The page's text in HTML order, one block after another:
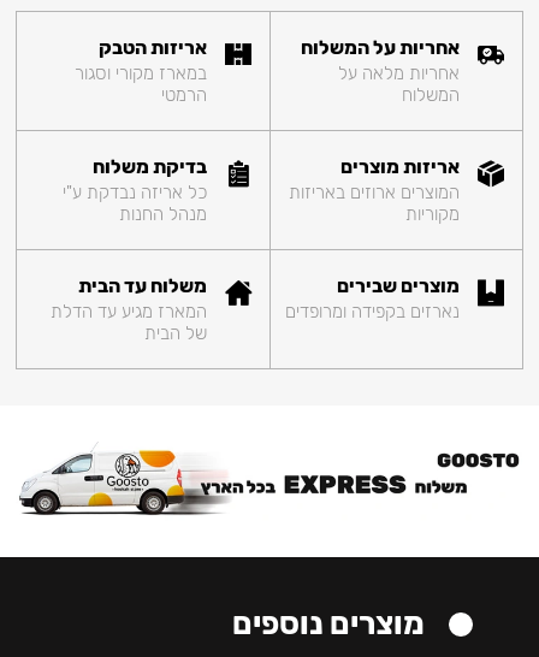
אחריות על המשלוח
אחריות מלאה על
המשלוח
אריזות הטבק
במארז מקורי וסגור
הרמטי
אריזות מוצרים
המוצרים ארוזים באריזות
מקוריות
בדיקת משלוח
כל אריזה נבדקת ע"י
מנהל החנות
מוצרים שבירים
נארזים בקפידה ומרופדים
משלוח עד הבית
המארז מגיע עד הדלת
של הבית
מוצרים נוספים